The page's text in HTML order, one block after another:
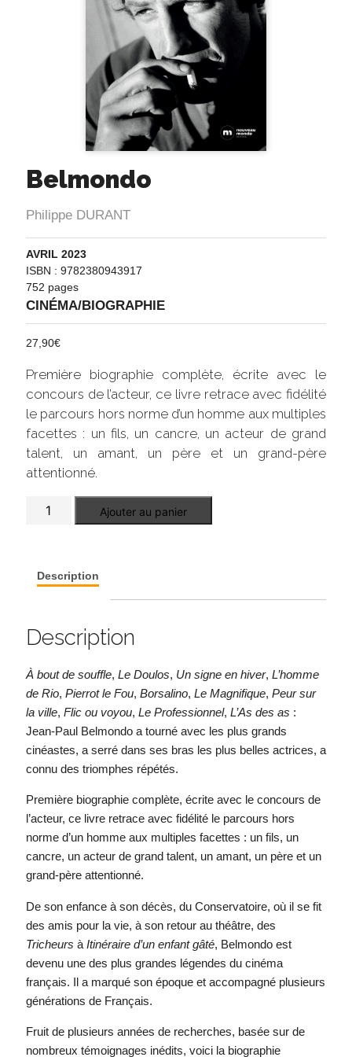
Belmondo
Philippe DURANT
AVRIL 2023
ISBN : 9782380943917
752 pages
CINÉMA/BIOGRAPHIE
27,90€
Première biographie complète, écrite avec le
concours de l’acteur, ce livre retrace avec fidélité
le parcours hors norme d’un homme aux multiples
facettes : un fils, un cancre, un acteur de grand
talent, un amant, un père et un grand-père
attentionné.
Ajouter au panier
Description
Description
À bout de souffle, Le Doulos, Un signe en hiver, L’homme
de Rio, Pierrot le Fou, Borsalino, Le Magnifique, Peur sur
la ville, Flic ou voyou, Le Professionnel, L’As des as :
Jean-Paul Belmondo a tourné avec les plus grands
cinéastes, a serré dans ses bras les plus belles actrices, a
connu des triomphes répétés.
Première biographie complète, écrite avec le concours de
l’acteur, ce livre retrace avec fidélité le parcours hors
norme d’un homme aux multiples facettes : un fils, un
cancre, un acteur de grand talent, un amant, un père et un
grand-père attentionné.
De son enfance à son décès, du Conservatoire, où il se fit
des amis pour la vie, à son retour au théâtre, des
Tricheurs à Itinéraire d’un enfant gâté, Belmondo est
devenu une des plus grandes légendes du cinéma
français. Il a marqué son époque et accompagné plusieurs
générations de Français.
Fruit de plusieurs années de recherches, basée sur de
nombreux témoignages inédits, voici la biographie